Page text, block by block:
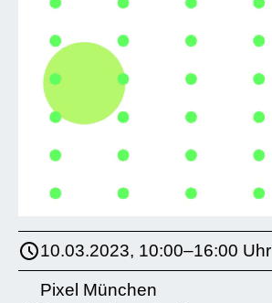
10.03.2023, 10:00–16:00 Uhr
Pixel München